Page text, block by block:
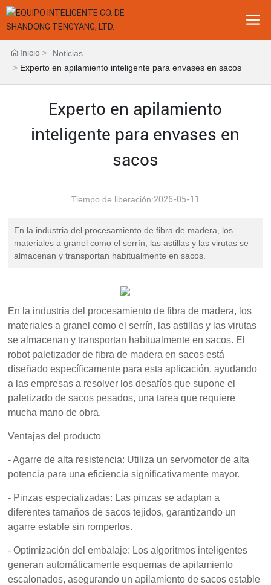
Inicio
Noticias
Experto en apilamiento inteligente para envases en sacos
Experto en apilamiento
inteligente para envases en
sacos
Tiempo de liberación:2026-05-11
En la industria del procesamiento de fibra de madera, los
materiales a granel como el serrín, las astillas y las virutas se
almacenan y transportan habitualmente en sacos.
En la industria del procesamiento de fibra de madera, los
materiales a granel como el serrín, las astillas y las virutas
se almacenan y transportan habitualmente en sacos. El
robot paletizador de fibra de madera en sacos está
diseñado específicamente para esta aplicación, ayudando
a las empresas a resolver los desafíos que supone el
paletizado de sacos pesados, una tarea que requiere
mucha mano de obra.
Ventajas del producto
- Agarre de alta resistencia: Utiliza un servomotor de alta
potencia para una eficiencia significativamente mayor.
- Pinzas especializadas: Las pinzas se adaptan a
diferentes tamaños de sacos tejidos, garantizando un
agarre estable sin romperlos.
- Optimización del embalaje: Los algoritmos inteligentes
generan automáticamente esquemas de apilamiento
escalonados, asegurando un apilamiento de sacos estable